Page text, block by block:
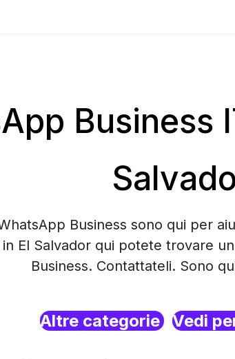
Business
Business sono qui per
El Salvador qui potete trovare
Business. Contattateli. Sono
Altre categorie Vedi